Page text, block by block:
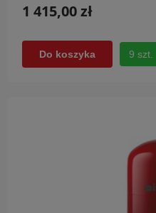
1 415,00 zł
Do koszyka 9 szt.